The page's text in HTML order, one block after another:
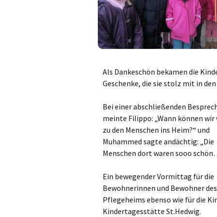
Vermietungen
Vorschau
Wochenblatt
Startseite
Als Dankeschön bekamen die
Geschenke, die sie stolz mit in
Bei einer abschließenden
meinte Filippo: „Wann können wir
zu den Menschen ins Heim?“ und
Muhammed sagte andächtig: „Die
Menschen dort waren sooo
Ein bewegender Vormittag für die
Bewohnerinnen und Bewohner des
Pflegeheims ebenso wie für die
Kindertagesstätte St.Hedwig.